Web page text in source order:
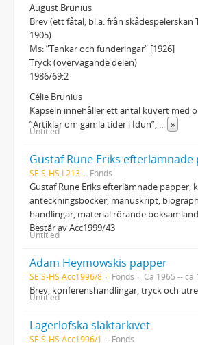
August Brunius
Brev (ett fåtal, bl.a. från skådespelerskan
1905)
Ms: ”Tankar och funderingar” [1926]
Tryck (övervägande delen)
1986/69:2
Célie Brunius
Kapseln innehåller ett antal kuvert med
”Artiklar om gamla tider i Idun”,
»
Untitled
Gustaf Rune Eriks efterlämnade
SE S-HS L213 Fonds
Gustaf Rune Eriks efterlämnade papper,
anteckningsböcker, manuskript,
handlingar, material rörande
Består av Acc1999/43
Untitled
Adam Heymowskis papper
SE S-HS Acc1996/8 Fonds Ca 1965 -- ca
Brev, konferenshandlingar, tryck och
Untitled
Lagerlöfska släktarkivet
SE S-HS Acc1996/1 Fonds